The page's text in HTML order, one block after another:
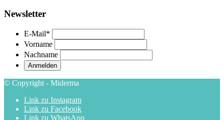
Newsletter
E-Mail*
Vorname
Nachname
© Copyright - Miderma
Link zu Instagram
Link zu Facebook
Link zu WhatsApp